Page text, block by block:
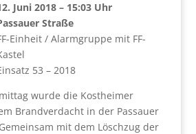
Juni 2018 – 15:03 Uhr
Straße
Einheit / Alarmgruppe mit FF-
53 – 2018
wurde die Kostheimer
Brandverdacht in der Passauer
mit dem Löschzug der